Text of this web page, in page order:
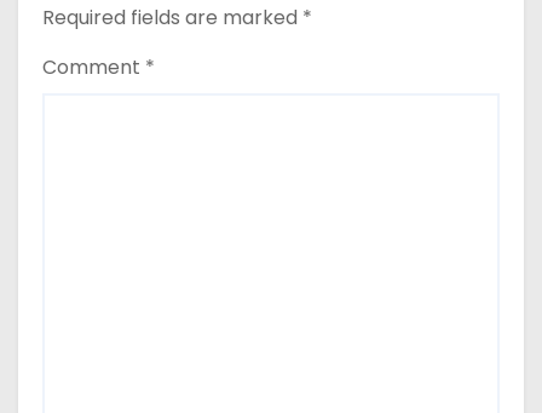
Required fields are marked *
Comment *